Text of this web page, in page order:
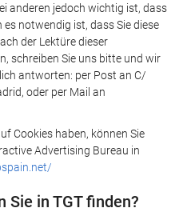
anderen jedoch wichtig ist, dass
notwendig ist, dass Sie diese
der Lektüre dieser
schreiben Sie uns bitte und wir
antworten: per Post an C/
oder per Mail an
Cookies haben, können Sie
Advertising Bureau in
Sie in TGT finden?